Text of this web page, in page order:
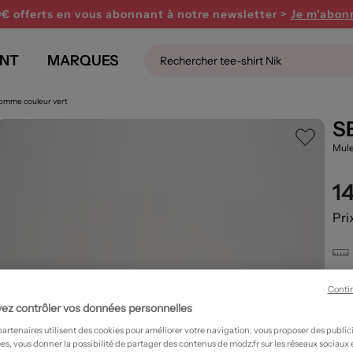
offerts en vous abonnant à notre newsletter > Je
MARQUES
couleur vert
Cet
contrôler vos données personnelles
utilisent des cookies pour améliorer votre navigation, vous proposer des
vous donner la possibilité de partager des contenus de modz.fr sur les réseaux sociaux